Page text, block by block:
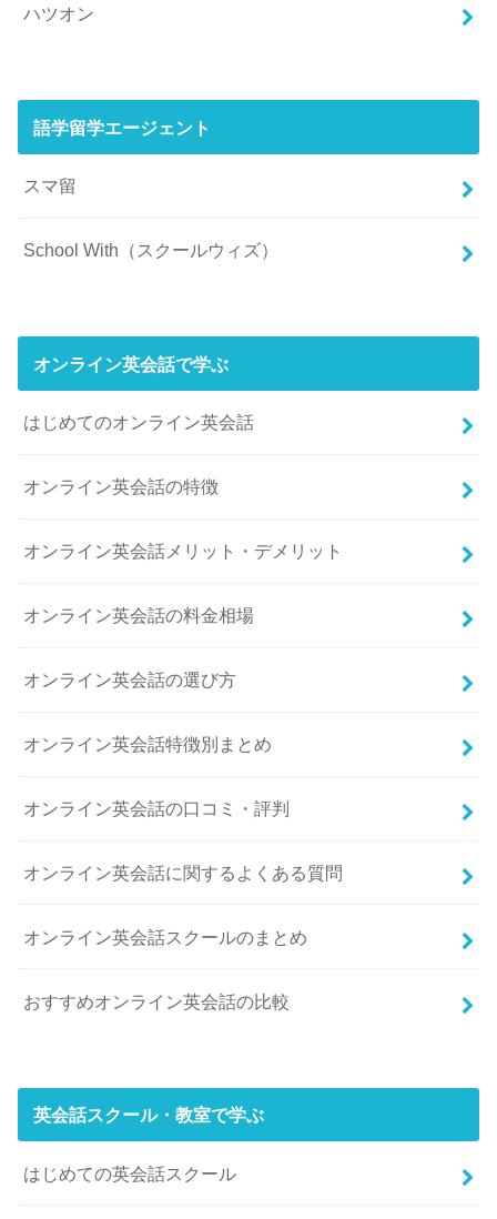
ハツオン
語学留学エージェント
スマ留
School With（スクールウィズ）
オンライン英会話で学ぶ
はじめてのオンライン英会話
オンライン英会話の特徴
オンライン英会話メリット・デメリット
オンライン英会話の料金相場
オンライン英会話の選び方
オンライン英会話特徴別まとめ
オンライン英会話の口コミ・評判
オンライン英会話に関するよくある質問
オンライン英会話スクールのまとめ
おすすめオンライン英会話の比較
英会話スクール・教室で学ぶ
はじめての英会話スクール